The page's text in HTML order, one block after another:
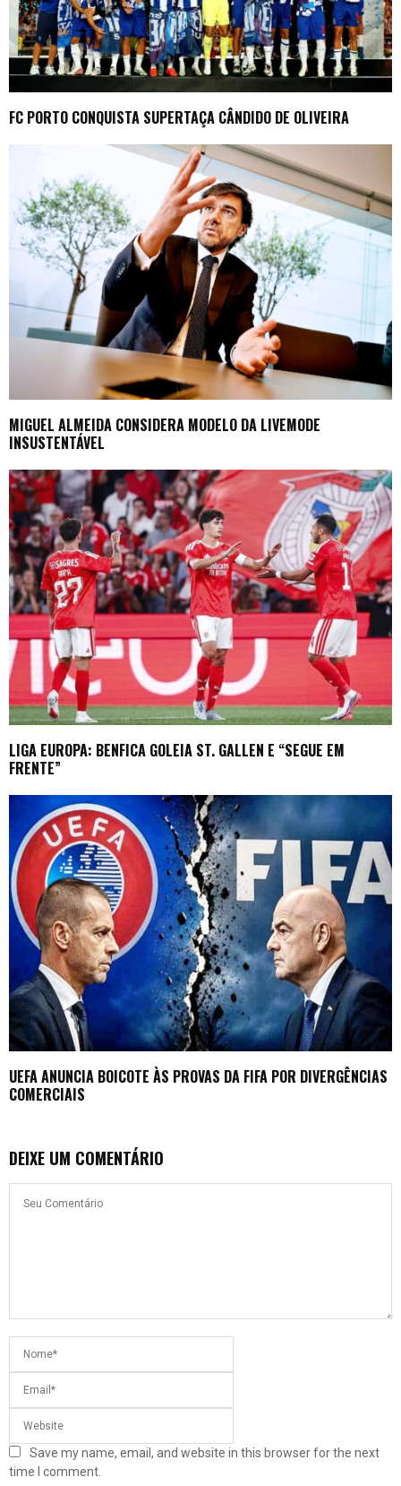
FC PORTO CONQUISTA SUPERTAÇA CÂNDIDO DE OLIVEIRA
MIGUEL ALMEIDA CONSIDERA MODELO DA LIVEMODE
INSUSTENTÁVEL
LIGA EUROPA: BENFICA GOLEIA ST. GALLEN E “SEGUE EM
FRENTE”
UEFA ANUNCIA BOICOTE ÀS PROVAS DA FIFA POR DIVERGÊNCIAS
COMERCIAIS
DEIXE UM COMENTÁRIO
Save my name, email, and website in this browser for the next
time I comment.